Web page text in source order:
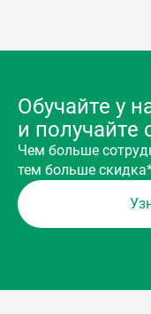
Обучайте у
и получайте
Чем больше
тем больше